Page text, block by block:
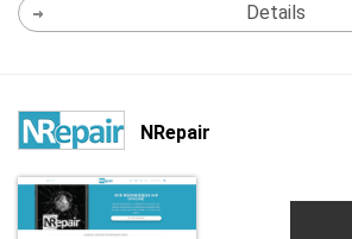
Details
NRepair